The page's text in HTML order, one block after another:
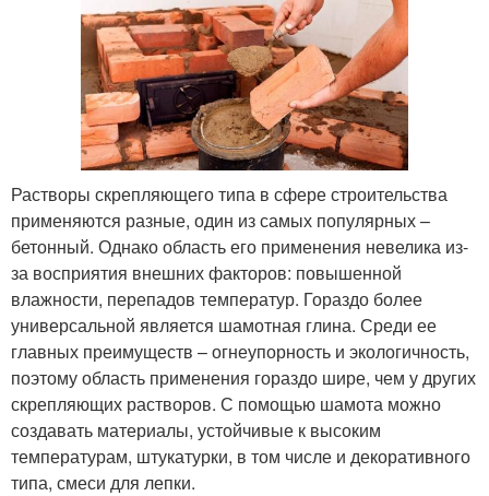
Растворы скрепляющего типа в сфере строительства
применяются разные, один из самых популярных –
бетонный. Однако область его применения невелика из-
за восприятия внешних факторов: повышенной
влажности, перепадов температур. Гораздо более
универсальной является шамотная глина. Среди ее
главных преимуществ – огнеупорность и экологичность,
поэтому область применения гораздо шире, чем у других
скрепляющих растворов. С помощью шамота можно
создавать материалы, устойчивые к высоким
температурам, штукатурки, в том числе и декоративного
типа, смеси для лепки.